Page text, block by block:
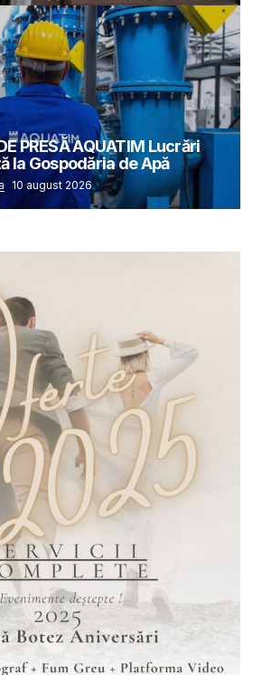
PRESĂ AQUATIM Lucrări
la Gospodăria de Apă
10 august 2026